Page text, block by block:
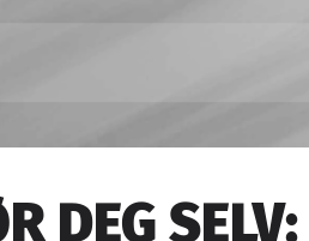
DEG